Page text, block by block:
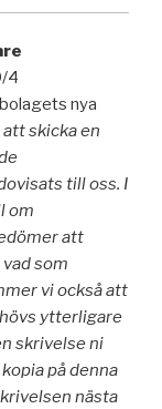
4
nya
skicka en
till oss. I
om
att
som
vi också att
ytterligare
skrivelse ni
på denna
nästa